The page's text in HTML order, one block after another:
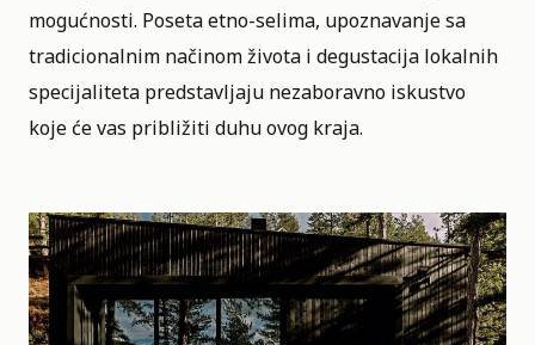
mogućnosti. Poseta etno-selima, upoznavanje sa
tradicionalnim načinom života i degustacija lokalnih
specijaliteta predstavljaju nezaboravno iskustvo
koje će vas približiti duhu ovog kraja.